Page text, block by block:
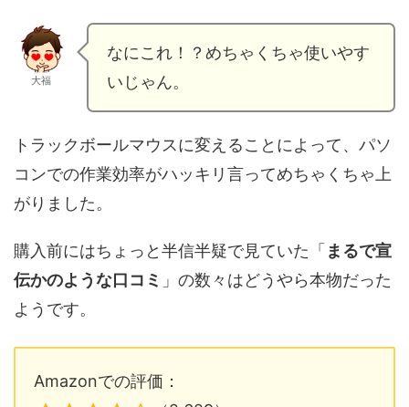
大福
なにこれ！？めちゃくちゃ使いやす
いじゃん。
トラックボールマウスに変えることによって、パソ
コンでの作業効率がハッキリ言ってめちゃくちゃ上
がりました。
購入前にはちょっと半信半疑で見ていた「 まるで宣
伝かのような口コミ 」の数々はどうやら本物だった
ようです。
Amazonでの評価：